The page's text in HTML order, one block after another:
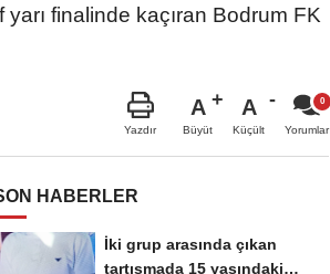
finalinde kaçıran Bodrum FK
Yazdır
A
Büyüt
A
Küçült Yorumlar
HABERLER
İki grup arasında çıkan
tartışmada 15 yaşındaki